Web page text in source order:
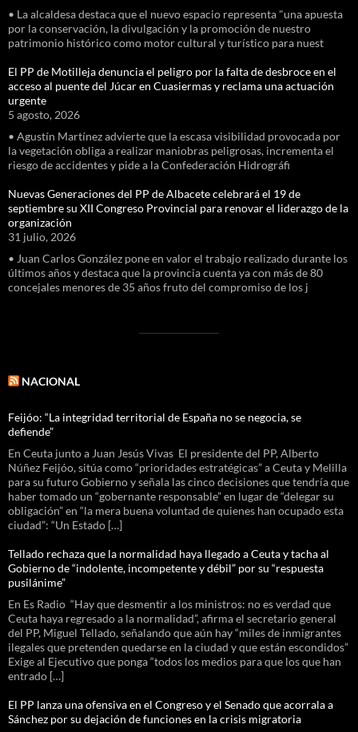
• La alcaldesa destaca que el nuevo espacio representa "una apuesta
por la conservación, la divulgación y la promoción de nuestro
patrimonio histórico como motor cultural y turístico para nuest
El PP de Motilleja denuncia el peligro por la falta de desbroce en el
acceso al puente del Júcar en Cuasiermas y reclama una actuación
urgente
5 agosto, 2026
• Agustín Martínez advierte que la escasa visibilidad provocada por
la vegetación obliga a realizar maniobras peligrosas, incrementa el
riesgo de accidentes y pide a la Confederación Hidrográfi
Nuevas Generaciones del PP de Albacete celebrará el 19 de
septiembre su XII Congreso Provincial para renovar el liderazgo de la
organización
31 julio, 2026
• Juan Carlos González pone en valor el trabajo realizado durante los
últimos años y destaca que la provincia cuenta ya con más de 80
concejales menores de 35 años fruto del compromiso de los j
NACIONAL
Feijóo: “La integridad territorial de España no se negocia, se
defiende”
En Ceuta junto a Juan Jesús Vivas El presidente del PP, Alberto
Núñez Feijóo, sitúa como “prioridades estratégicas” a Ceuta y Melilla
para su futuro Gobierno y señala las cinco decisiones que tendría que
haber tomado un “gobernante responsable” en lugar de “delegar su
obligación” en “la mera buena voluntad de quienes han ocupado esta
ciudad”: “Un Estado […]
Tellado rechaza que la normalidad haya llegado a Ceuta y tacha al
Gobierno de “indolente, incompetente y débil” por su “respuesta
pusilánime”
En Es Radio “Hay que desmentir a los ministros: no es verdad que
Ceuta haya regresado a la normalidad”, afirma el secretario general
del PP, Miguel Tellado, señalando que aún hay “miles de inmigrantes
ilegales que pretenden quedarse en la ciudad y que están escondidos”
Exige al Ejecutivo que ponga “todos los medios para que los que han
entrado […]
El PP lanza una ofensiva en el Congreso y el Senado que acorrala a
Sánchez por su dejación de funciones en la crisis migratoria